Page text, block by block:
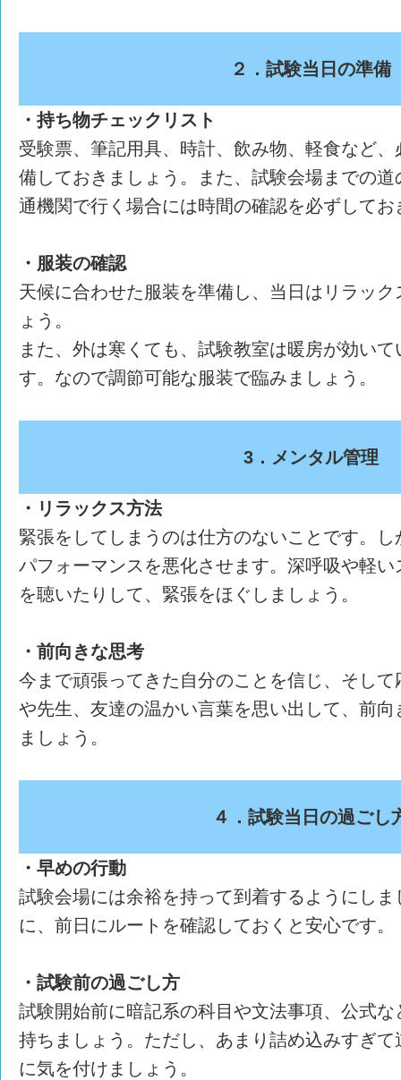
２．試験当日の準備
・持ち物チェックリスト
受験票、筆記用具、時計、飲み物、軽食など
備しておきましょう。また、試験会場までの
通機関で行く場合には時間の確認を必ずしてお
・服装の確認
天候に合わせた服装を準備し、当日はリラッ
ょう。
また、外は寒くても、試験教室は暖房が効い
す。なので調節可能な服装で臨みましょう。
3．メンタル管理
・リラックス方法
緊張をしてしまうのは仕方のないことです。
パフォーマンスを悪化させます。深呼吸や軽
を聴いたりして、緊張をほぐしましょう。
・前向きな思考
今まで頑張ってきた自分のことを信じ、そし
や先生、友達の温かい言葉を思い出して、前
ましょう。
４．試験当日の過ごし
・早めの行動
試験会場には余裕を持って到着するようにし
に、前日にルートを確認しておくと安心です。
・試験前の過ごし方
試験開始前に暗記系の科目や文法事項、公式
持ちましょう。ただし、あまり詰め込みすぎ
に気を付けましょう。